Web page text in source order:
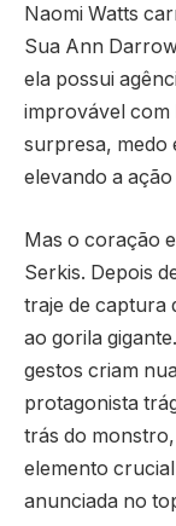
Naomi Watts
Sua Ann
ela possui
improvável com
surpresa, medo
elevando a
Mas o coração
Serkis. Depois
traje de captura
ao gorila
gestos criam
protagonista
trás do
elemento
anunciada no